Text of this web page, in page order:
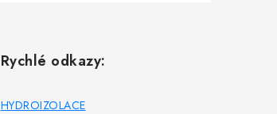
Rychlé odkazy:
HYDROIZOLACE